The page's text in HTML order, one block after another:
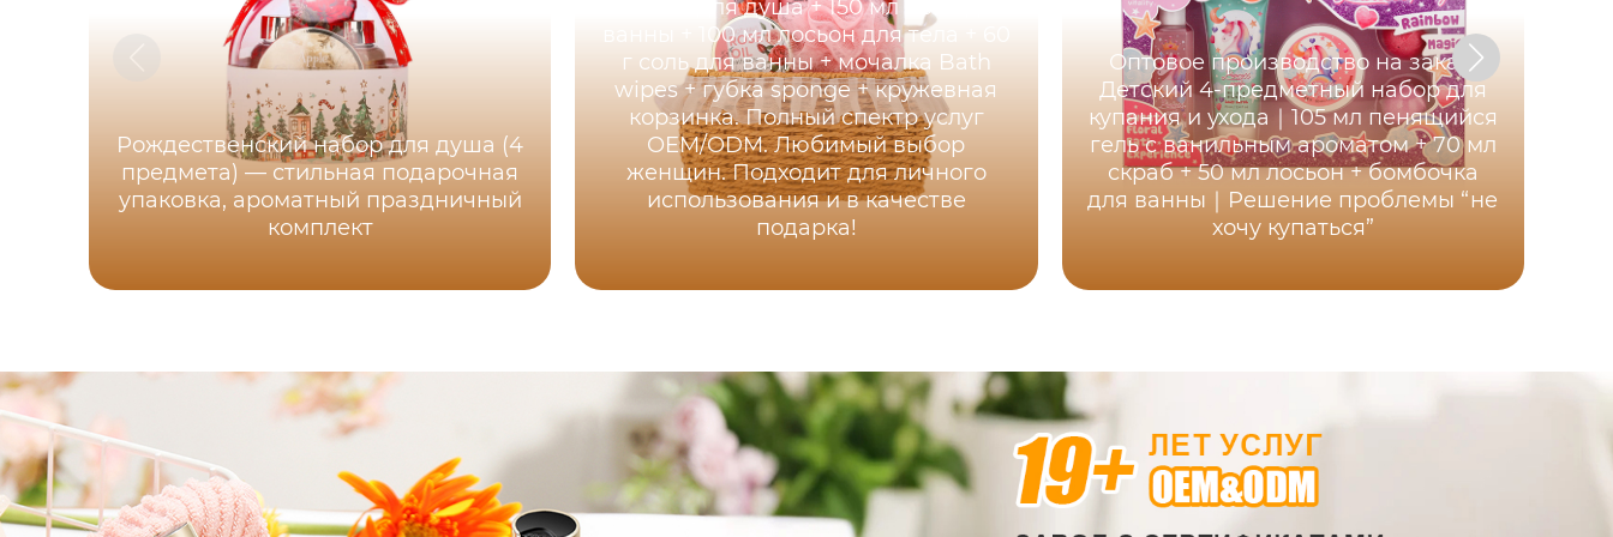
Рождественский набор для душа (4
предмета) — стильная подарочная
упаковка, ароматный праздничный
комплект
мл гель для душа + 150 мл пена для
ванны + 100 мл лосьон для тела + 60
г соль для ванны + мочалка Bath
wipes + губка sponge + кружевная
корзинка. Полный спектр услуг
OEM/ODM. Любимый выбор
женщин. Подходит для личного
использования и в качестве
подарка!
Оптовое производство на заказ:
Детский 4-предметный набор для
купания и ухода｜105 мл пенящийся
гель с ванильным ароматом + 70 мл
скраб + 50 мл лосьон + бомбочка
для ванны｜Решение проблемы “не
хочу купаться”